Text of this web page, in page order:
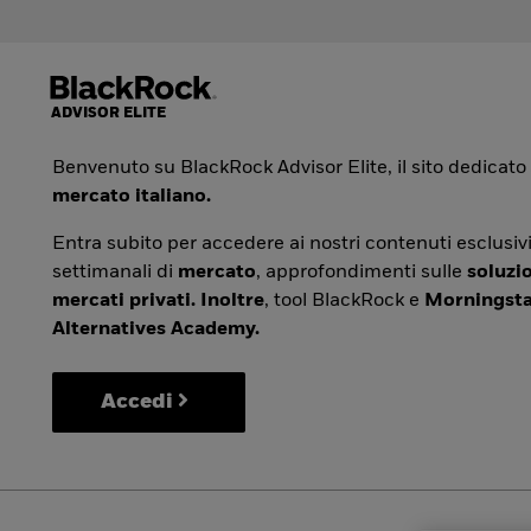
Benvenuto su BlackRock Advisor Elite, il sito dedicato
mercato italiano.
Entra subito per accedere ai nostri contenuti
settimanali di mercato, approfondimenti sulle
mercati privati. Inoltre, tool BlackRock e
Alternatives Academy.
Accedi